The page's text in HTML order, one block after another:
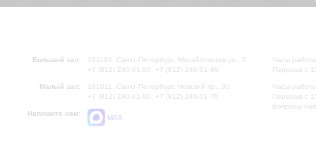
Большой зал:
191186, Санкт-Петербург, Михайловская ул., 2
+7 (812) 240-01-00, +7 (812) 240-01-80
Малый зал:
191011, Санкт-Петербург, Невский пр., 30
+7 (812) 240-01-00, +7 (812) 240-01-70
Напишите нам:
MAX
Часы
Перерыв с
Часы
Перерыв с
Вопросы